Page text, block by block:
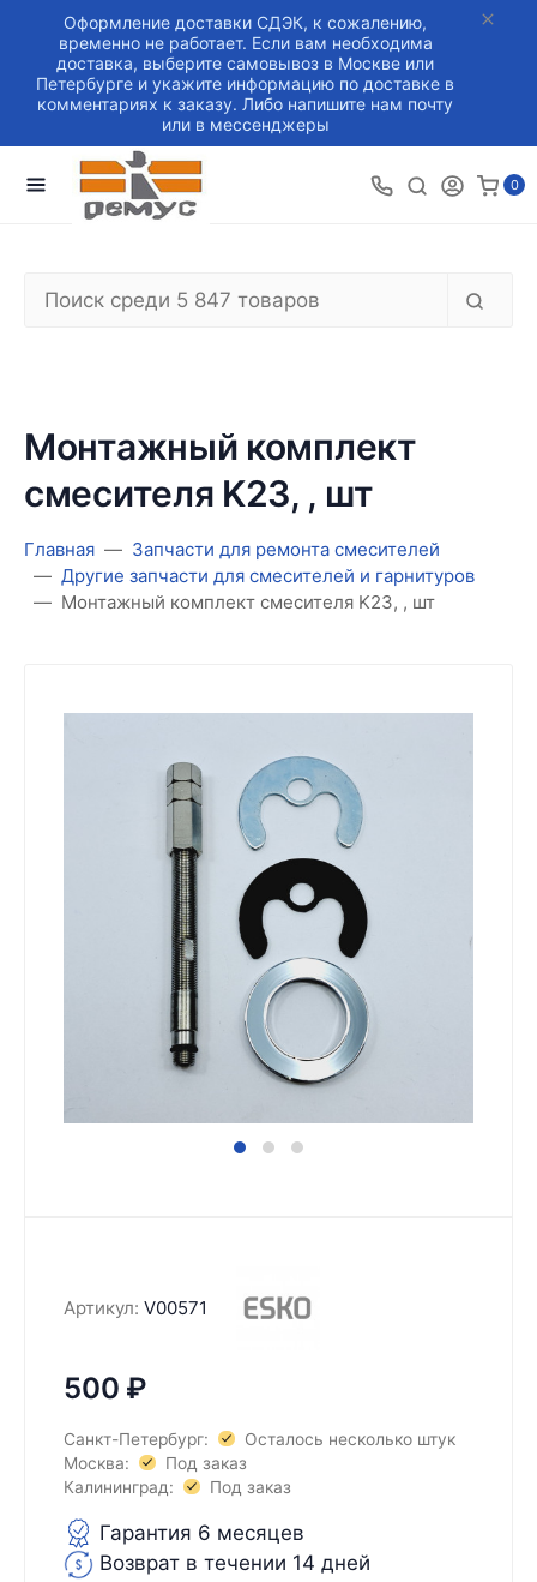
Оформление доставки СДЭК, к сожалению,
временно не работает. Если вам необходима
доставка, выберите самовывоз в Москве или
Петербурге и укажите информацию по доставке в
комментариях к заказу. Либо напишите нам почту
или в мессенджеры
0
Монтажный комплект
смесителя K23, , шт
Главная
Запчасти для ремонта смесителей
Другие запчасти для смесителей и гарнитуров
Монтажный комплект смесителя K23, , шт
Артикул: V00571
500 ₽
Санкт-Петербург:
Осталось несколько штук
Москва:
Под заказ
Калининград:
Под заказ
Гарантия 6 месяцев
Возврат в течении 14 дней